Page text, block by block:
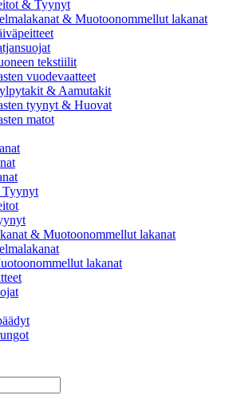
& Tyynyt
& Muotoonommellut lakanat
tekstiilit
vuodevaatteet
& Aamutakit
tyynyt & Huovat
matot
Tyynyt
& Muotoonommellut lakanat
lakanat